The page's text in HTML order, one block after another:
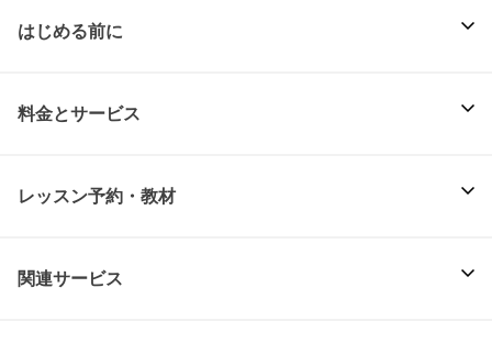
はじめる前に
料金とサービス
レッスン予約・教材
関連サービス